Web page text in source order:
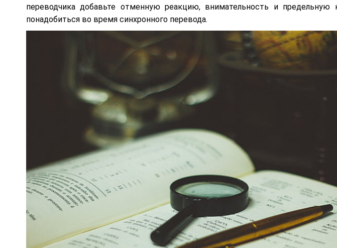
переводчика добавьте отменную реакцию, внимательность и
понадобиться во время синхронного перевода.